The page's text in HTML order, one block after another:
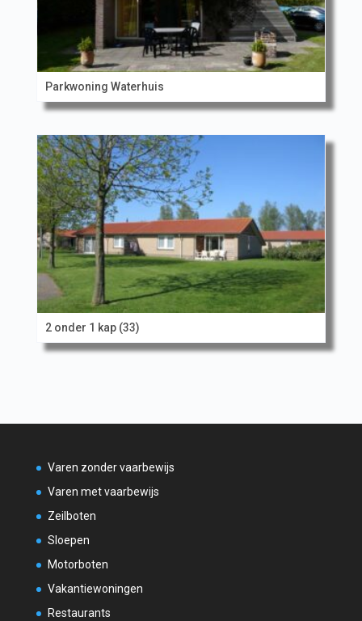
Parkwoning Waterhuis
2 onder 1 kap (33)
Varen zonder vaarbewijs
Varen met vaarbewijs
Zeilboten
Sloepen
Motorboten
Vakantiewoningen
Restaurants